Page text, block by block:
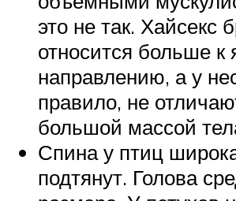
это не так. Хайсекс
относится больше к
направлению, а у
правило, не
большой массой
Спина у птиц
подтянут. Голова